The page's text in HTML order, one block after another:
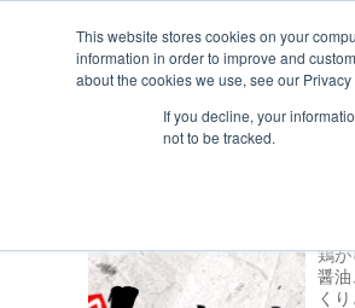
This website stores cookies on your
information in order to improve and
about the cookies we use, see our Privacy
If you decline, your
not to be tracked.
企業情報 支援企
鶏が
醤油
く